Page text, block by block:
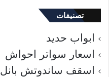
تصنيفات
ابواب حديد
اسعار سواتر احواش
اسقف ساندوتش بانل